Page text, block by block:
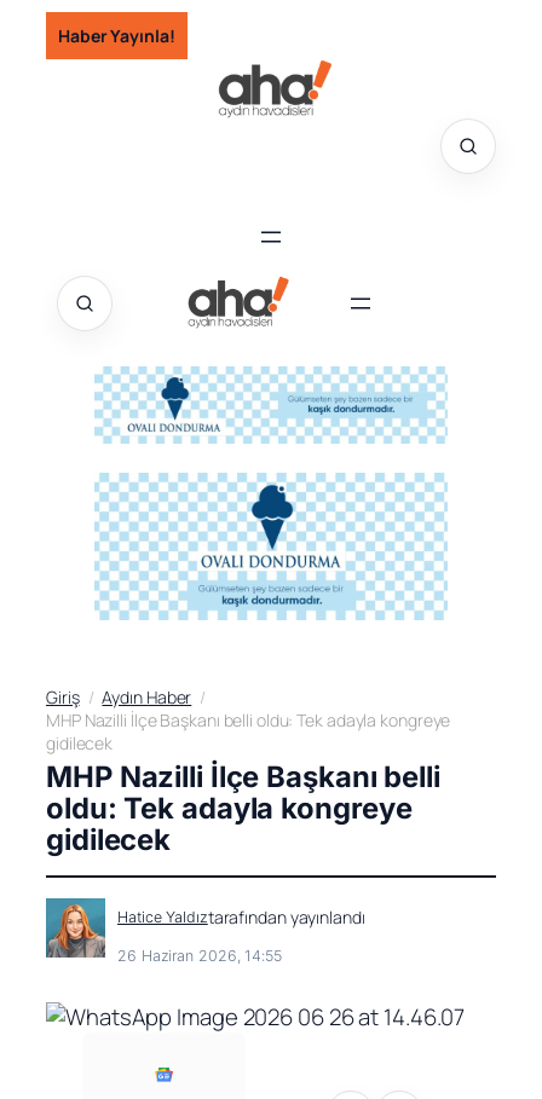
İçeriğe
geç
Haber Yayınla!
Giriş
Aydın Haber
MHP Nazilli İlçe Başkanı belli oldu: Tek adayla kongreye
gidilecek
MHP Nazilli İlçe Başkanı belli
oldu: Tek adayla kongreye
gidilecek
Hatice Yaldıztarafından yayınlandı
26 Haziran 2026, 14:55